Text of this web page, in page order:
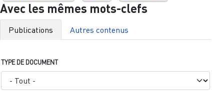
Avec les mêmes mots-clefs
Publications Autres contenus
TYPE DE DOCUMENT